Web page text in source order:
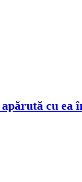
cu ea